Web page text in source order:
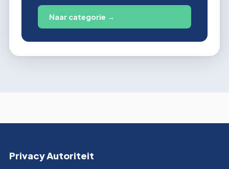
Naar categorie →
Privacy Autoriteit